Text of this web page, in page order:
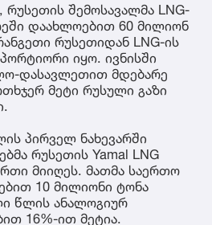
რუსეთის შემოსავალმა LNG-
დაახლოებით 60 მილიონ
რუსეთიდან LNG-ის
იყო. ივნისში
დასავლეთით მდებარე
მეტი რუსული გაზი
პირველ ნახევარში
რუსეთის Yamal LNG
მიიღეს. მათმა საერთო
10 მილიონი ტონა
წლის ანალოგიურ
16%-ით მეტია.